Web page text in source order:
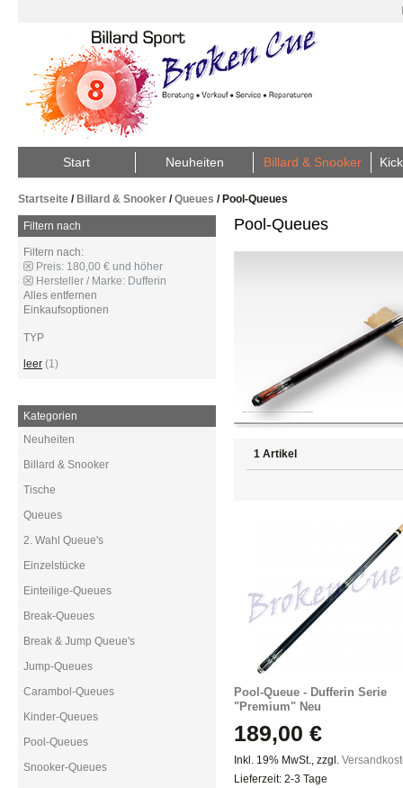
Start Neuheiten Billard & Snooker
Startseite / Billard & Snooker /Queues / Pool-Queues
Pool-Queues
1 Artikel
Pool-Queue - Dufferin Serie
"Premium" Neu
189,00 €
Inkl. 19% MwSt., zzgl.
Lieferzeit: 2-3 Tage
Filtern nach
Filtern nach:
Preis: 180,00 € und höher
Hersteller / Marke: Dufferin
Alles entfernen
Einkaufsoptionen
TYP
leer (1)
Kategorien
Neuheiten
Billard & Snooker
Tische
Queues
2. Wahl Queue's
Einzelstücke
Einteilige-Queues
Break-Queues
Break & Jump Queue's
Jump-Queues
Carambol-Queues
Kinder-Queues
Pool-Queues
Snooker-Queues